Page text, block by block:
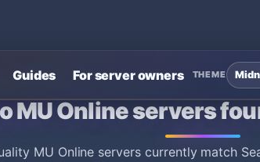
Guides For server owners THEME
for Season 7
MU Online servers
MU Online servers currently match